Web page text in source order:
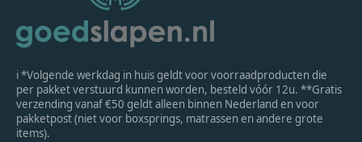
ℹ *Volgende werkdag in huis geldt voor voorraadproducten die
per pakket verstuurd kunnen worden, besteld vóór 12u. **Gratis
verzending vanaf €50 geldt alleen binnen Nederland en voor
pakketpost (niet voor boxsprings, matrassen en andere grote
items).